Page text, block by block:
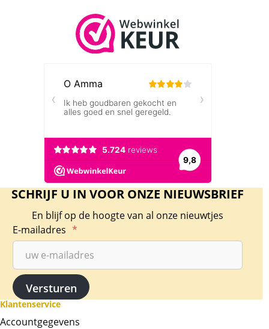
SCHRIJF U IN VOOR ONZE NIEUWSBRIEF
En blijf op de hoogte van al onze nieuwtjes
E-mailadres *
Klantenservice
Accountgegevens